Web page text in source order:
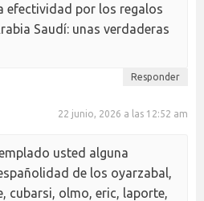
efectividad por los regalos
Saudí: unas verdaderas
Responder
22 junio, 2026 a las 12:52 am
usted alguna
de los oyarzabal,
cubarsi, olmo, eric, laporte,